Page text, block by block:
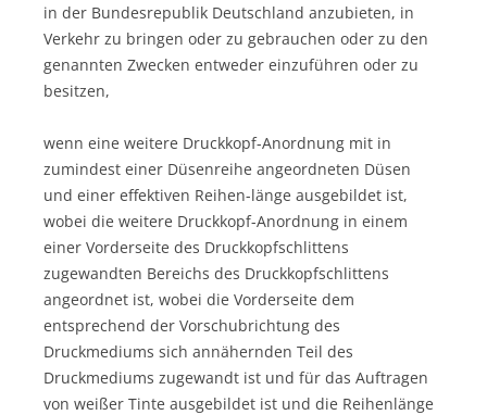
in der Bundesrepublik Deutschland anzubieten, in
Verkehr zu bringen oder zu gebrauchen oder zu den
genannten Zwecken entweder einzuführen oder zu
besitzen,
wenn eine weitere Druckkopf-Anordnung mit in
zumindest einer Düsenreihe angeordneten Düsen
und einer effektiven Reihen-länge ausgebildet ist,
wobei die weitere Druckkopf-Anordnung in einem
einer Vorderseite des Druckkopfschlittens
zugewandten Bereichs des Druckkopfschlittens
angeordnet ist, wobei die Vorderseite dem
entsprechend der Vorschubrichtung des
Druckmediums sich annähernden Teil des
Druckmediums zugewandt ist und für das Auftragen
von weißer Tinte ausgebildet ist und die Reihenlänge